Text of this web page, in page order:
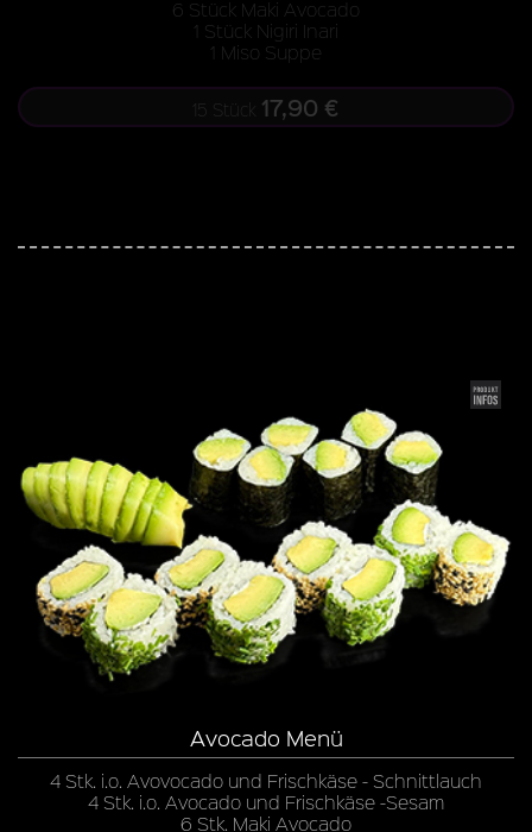
6 Stück Maki Avocado
1 Stück Nigiri Inari
1 Miso Suppe
15 Stück 17,90 €
Avocado Menü
4 Stk. i.o. Avovocado und Frischkäse - Schnittlauch
4 Stk. i.o. Avocado und Frischkäse -Sesam
6 Stk. Maki Avocado